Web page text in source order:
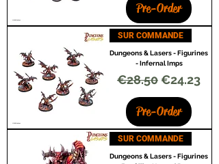
Pre-Order
SUR COMMANDE
Dungeons & Lasers - Figurines
- Infernal Imps
Regular Price
€28.50Sale Price
€24.23
Pre-Order
SUR COMMANDE
Dungeons & Lasers - Figurines